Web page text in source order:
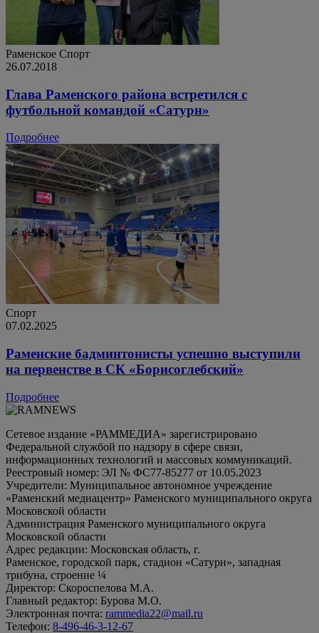
Раменское Спорт
26.07.2018
Глава Раменского района встретился с
футбольной командой «Сатурн»
Подробнее
Спорт
07.02.2025
Раменские бадминтонисты успешно выступили
на первенстве в СК «Борисоглебский»
Подробнее
Сетевое издание «РАММЕДИА» зарегистрировано
Федеральной службой по надзору в сфере связи,
информационных технологий и массовых коммуникаций.
Реестровый номер: ЭЛ № ФС77-85277 от 10.05.2023
Учредители: Муниципальное автономное учреждение
«Раменский медиацентр» Раменского муниципального округа
Московской области
Администрация Раменского муниципального округа
Московской области
Адрес редакции: Московская область, г.
Раменское, городской парк, стадион «Сатурн», западная
трибуна, строение ¼
Директор: Скороспелова М.А.
Главный редактор: Бурова М.О.
Электронная почта: rammedia22@mail.ru
Телефон: 8-496-46-3-12-67